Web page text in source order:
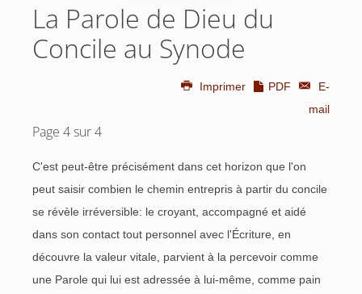
La Parole de Dieu du
Concile au Synode
Imprimer PDF
E-
mail
Page 4 sur 4
C'est peut-être précisément dans cet horizon que l'on
peut saisir combien le chemin entrepris à partir du concile
se révèle irréversible: le croyant, accompagné et aidé
dans son contact tout personnel avec l'Écriture, en
découvre la valeur vitale, parvient à la percevoir comme
une Parole qui lui est adressée à lui-même, comme pain